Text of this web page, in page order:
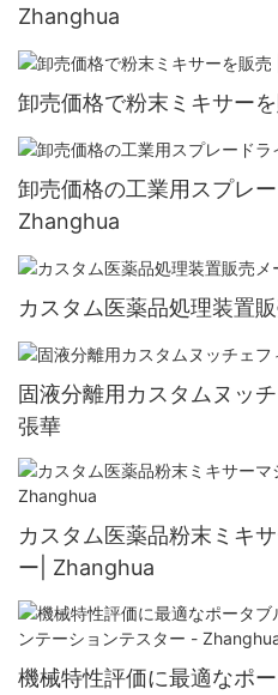
Zhanghua
卸売価格で粉末ミキサー
卸売価格の工業用スプレ
Zhanghua
カスタム医薬品処理装置
固液分離用カスタムヌッ
張華
カスタム医薬品粉末ミキ
ー| Zhanghua
機械特性評価に最適なポ